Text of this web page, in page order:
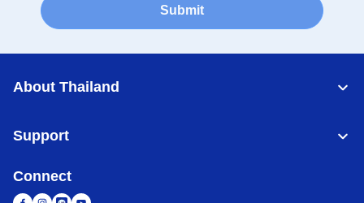
Submit
About Thailand
Support
Connect